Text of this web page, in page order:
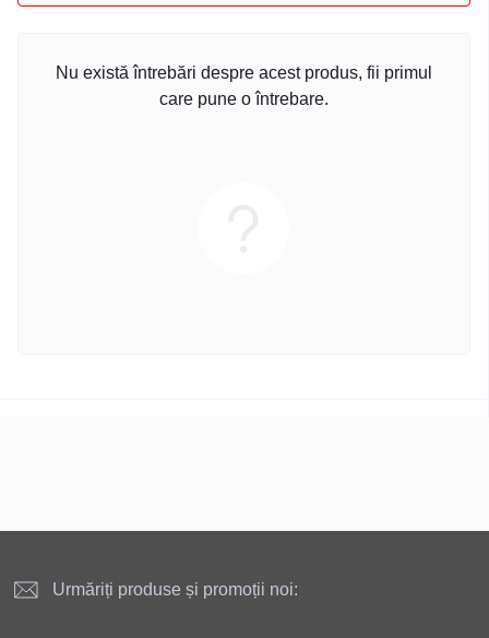
Nu există întrebări despre acest produs, fii primul
care pune o întrebare.
Urmăriți produse și promoții noi: